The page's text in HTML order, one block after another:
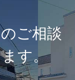
ご相談
す。